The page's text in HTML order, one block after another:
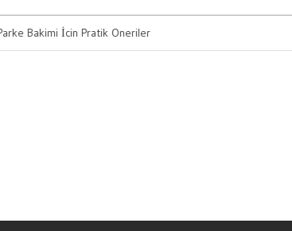
İcin Pratik Oneriler